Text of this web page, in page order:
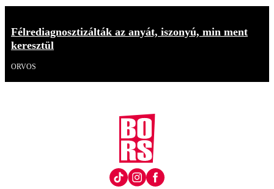
Félrediagnosztizálták az anyát, iszonyú, min ment
keresztül
ORVOS